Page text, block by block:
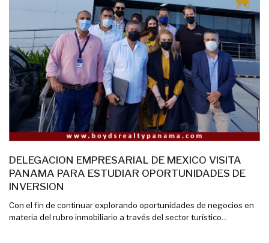
DELEGACION EMPRESARIAL DE MEXICO VISITA
PANAMA PARA ESTUDIAR OPORTUNIDADES DE
INVERSION
Con el fin de continuar explorando oportunidades de negocios en
materia del rubro inmobiliario a través del sector turístico...